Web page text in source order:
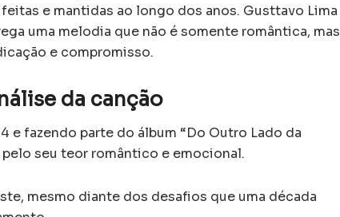
e mantidas ao longo dos anos. Gusttavo Lima
uma melodia que não é somente romântica, mas
e compromisso.
da canção
e fazendo parte do álbum “Do Outro Lado da
pelo seu teor romântico e emocional.
mesmo diante dos desafios que uma década